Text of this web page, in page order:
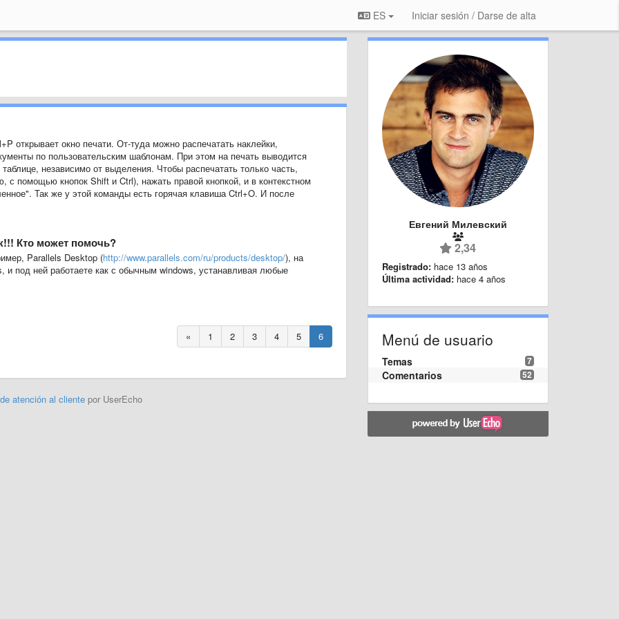
ES Iniciar sesión / Darse de alta
открывает окно печати. От-туда можно распечатать наклейки,
по пользовательским шаблонам. При этом на печать выводится
независимо от выделения. Чтобы распечатать только часть,
помощью кнопок Shift и Ctrl), нажать правой кнопкой, и в контекстном
Так же у этой команды есть горячая клавиша Ctrl+O. И после
Кто может помочь?
Parallels Desktop (http://www.parallels.com/ru/products/desktop/), на
и под ней работаете как с обычным windows, устанавливая любые
« 1 2 3 4 5 6
atención al clientepor UserEcho
Евгений Милевский
2,34
Registrado: hace 13 años
Última actividad: hace 4 años
Menú de usuario
7
Temas
52
Comentarios